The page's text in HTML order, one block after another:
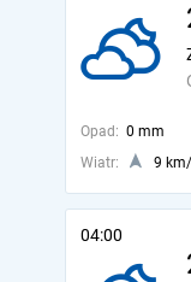
Opad: 0 mm
Wiatr:
9
04:00